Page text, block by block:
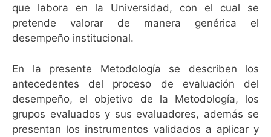
que labora en la Universidad, con el cual se
pretende valorar de manera genérica el
desempeño institucional.
En la presente Metodología se describen los
antecedentes del proceso de evaluación del
desempeño, el objetivo de la Metodología, los
grupos evaluados y sus evaluadores, además se
presentan los instrumentos validados a aplicar y